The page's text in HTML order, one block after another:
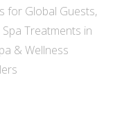
for Global Guests,
Treatments in
& Wellness